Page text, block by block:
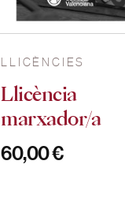
LLICÈNCIES
Llicència
marxador/a
60,00€